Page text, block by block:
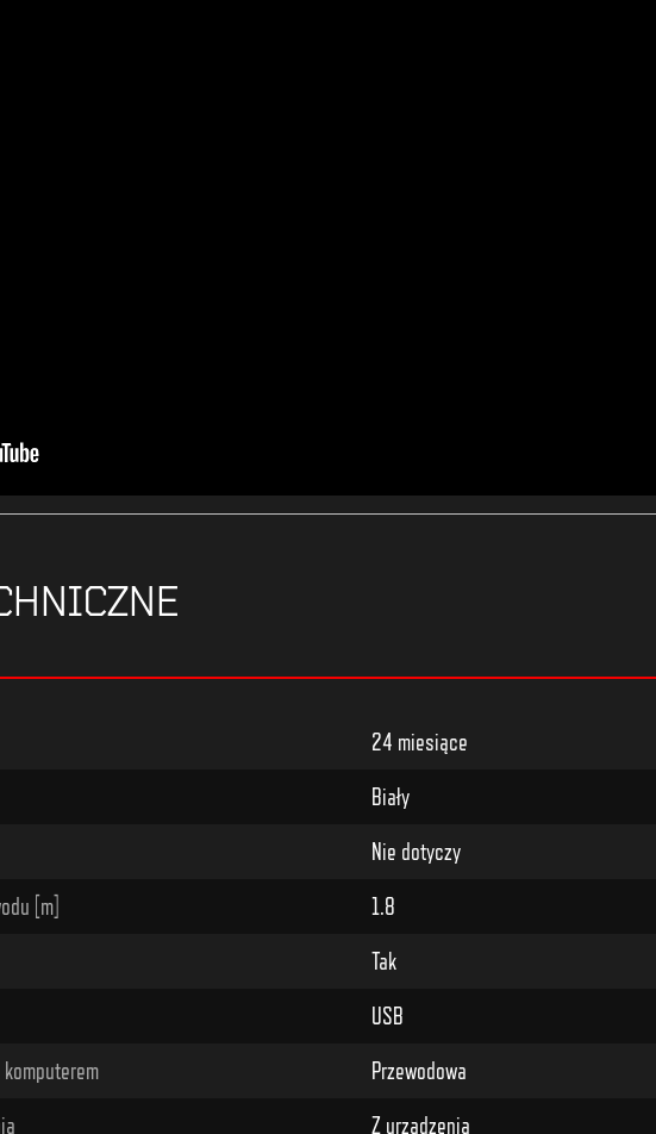
24 miesiące
Biały
Nie dotyczy
[m]
1.8
Tak
USB
Przewodowa
Z urządzenia